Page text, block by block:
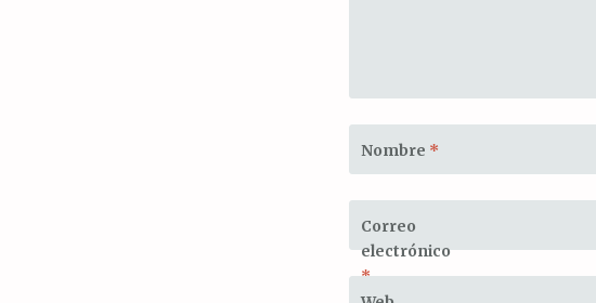
Nombre *
Correo
electrónico
*